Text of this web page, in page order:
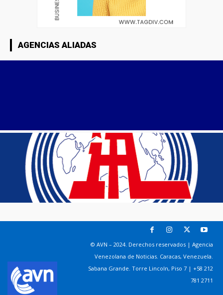
AGENCIAS ALIADAS
© AVN – 2024. Derechos reservados | Agencia
Venezolana de Noticias. Caracas, Venezuela.
Sabana Grande. Torre Lincoln, Piso 7 | +58 212
781 2711